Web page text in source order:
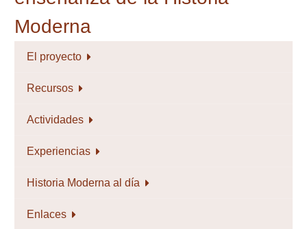
El proyecto
Recursos
Actividades
Experiencias
Historia Moderna al día
Enlaces